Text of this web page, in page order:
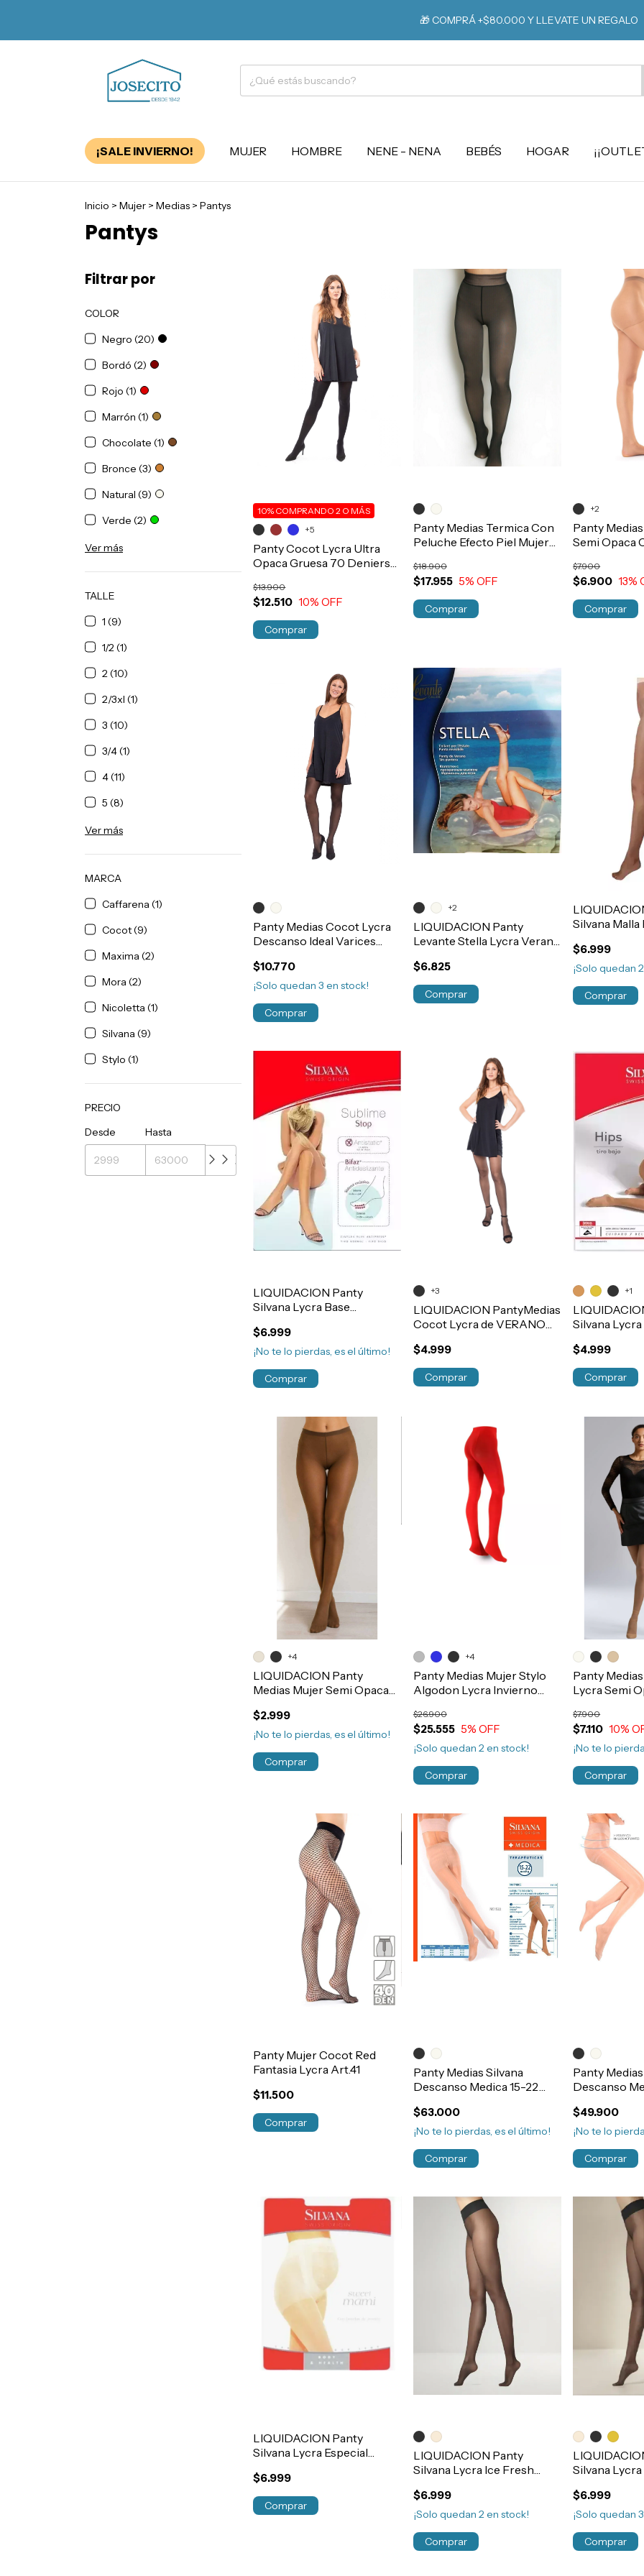
🎁 COMPRÁ +$80.000 Y LLEVATE UN REGALO ⚡️ 10%
¡SALE INVIERNO! MUJER HOMBRE NENE - NENA BEBÉS HOGAR
Inicio > Mujer > Medias > Pantys
Pantys
Filtrar por
COLOR
Negro (20)
Bordó (2)
Rojo (1)
Marrón (1)
Chocolate (1)
Bronce (3)
Natural (9)
Verde (2)
Ver más
TALLE
1 (9)
1/2 (1)
2 (10)
2/3xl (1)
3 (10)
3/4 (1)
4 (11)
5 (8)
Ver más
MARCA
Caffarena (1)
Cocot (9)
Maxima (2)
Mora (2)
Nicoletta (1)
Silvana (9)
Stylo (1)
PRECIO
Desde
Hasta
Panty Cocot Lycra Ultra
Opaca Gruesa 70 Deniers
$12.510
$13.900
10% OFF
10% COMPRANDO 2 O MÁS
+5
Comprar
Panty Medias Termica Con
Peluche Efecto Piel Mujer
$17.955
$18.900
5% OFF
Comprar
Panty
Semi Opaca
$6.900
$7.900
13%
+2
Comprar
Panty Medias Cocot Lycra
Descanso Ideal Varices
Art.67
$10.770
¡Solo quedan3 en stock!
Comprar
LIQUIDACION Panty
Levante Stella Lycra Verano
$6.825
+2
Comprar
Silvana
$6.999
¡Solo quedan2
Comprar
LIQUIDACION Panty
Silvana Lycra Base
Art.6325a
$6.999
¡No te lo pierdas, es el último!
Comprar
LIQUIDACION PantyMedias
Cocot Lycra de VERANO
$4.999
+3
Comprar
Silvana
$4.999
+1
Comprar
LIQUIDACION Panty
Medias Mujer Semi Opaca
$2.999
¡No te lo pierdas, es el último!
+4
Comprar
Panty Medias Mujer Stylo
Algodon Lycra Invierno
$25.555
$26.900
5% OFF
¡Solo quedan 2en stock!
+4
Comprar
Panty
Lycra Semi
$7.110
$7.900
10%
¡No te lo
Comprar
Panty Mujer Cocot Red
Fantasia Lycra Art.41
$11.500
Comprar
Panty Medias Silvana
Descanso Medica 15-22
Art.501522
$63.000
¡No te lo pierdas, es el último!
Comprar
Panty
Descanso
Art.50815
$49.900
¡No te lo
Comprar
LIQUIDACION Panty
Silvana Lycra Especial
Art.5245
$6.999
Comprar
LIQUIDACION Panty
Silvana Lycra Ice Fresh
Art.6435
$6.999
¡Solo quedan 2en stock!
Comprar
Silvana
$6.999
¡Solo quedan3
Comprar